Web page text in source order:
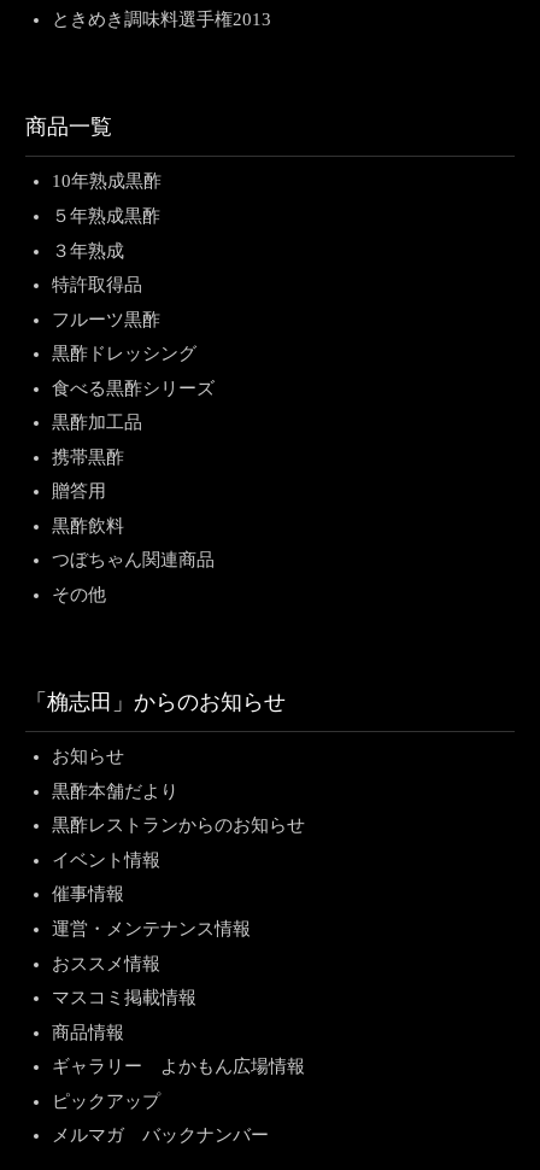
ときめき調味料選手権2013
商品一覧
10年熟成黒酢
５年熟成黒酢
３年熟成
特許取得品
フルーツ黒酢
黒酢ドレッシング
食べる黒酢シリーズ
黒酢加工品
携帯黒酢
贈答用
黒酢飲料
つぼちゃん関連商品
その他
「桷志田」からのお知らせ
お知らせ
黒酢本舗だより
黒酢レストランからのお知らせ
イベント情報
催事情報
運営・メンテナンス情報
おススメ情報
マスコミ掲載情報
商品情報
ギャラリー よかもん広場情報
ピックアップ
メルマガ バックナンバー